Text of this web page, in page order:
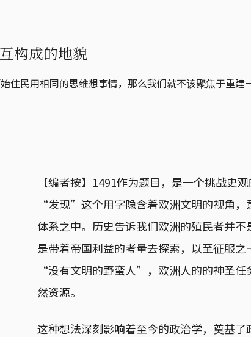
构成的地貌
住民用相同的思维想事情，那么我们就不该聚焦于重
【编者按】1491作为题目，是一个挑战
“发现”这个用字隐含着欧洲文明的视角
体系之中。历史告诉我们欧洲的殖民者并
是带着帝国利益的考量去探索，以至征
“没有文明的野蛮人”，欧洲人的的神圣
然资源。
这种想法深刻影响着至今的政治学，奠基